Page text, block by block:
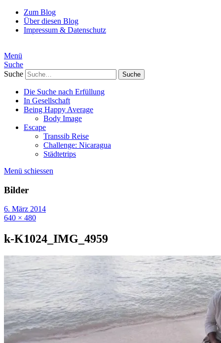
Zum Blog
Über diesen Blog
Impressum & Datenschutz
Menü
Suche
Suche
Die Suche nach Erfüllung
In Gesellschaft
Being Happy Average
Body Image
Escape
Transsib Reise
Challenge: Nicaragua
Städtetrips
Menü schiessen
Bilder
6. März 2014
640 × 480
k-K1024_IMG_4959